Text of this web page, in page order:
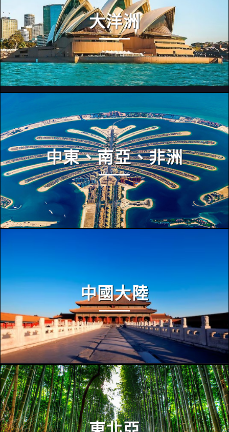
大洋洲
中東、南亞、非洲
中國大陸